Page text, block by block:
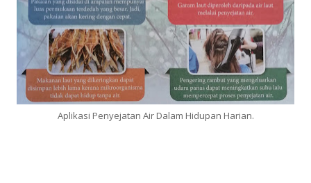
Aplikasi Penyejatan Air Dalam Hidupan Harian.